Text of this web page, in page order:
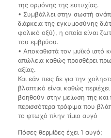
της ορμόνης της ευτυχίας.
• Συμβάλλει στην σωστή
διάρκεια της εγκυμοσύνης
φολικό οξύ), η οποία είναι
του εμβρύου.
• Αποκαθιστά τον μυϊκό ιστό
απώλεια καθώς προσθέρει
αξίας.
Και εάν πεις δε για την
βλαπτικό είναι καθώς
βοηθούν στην μείωση της
περισσότερα τρόφιμα που
το φτωχό πλην τίμιο αυγό
Πόσες θερμίδες έχει 1 αυγό;